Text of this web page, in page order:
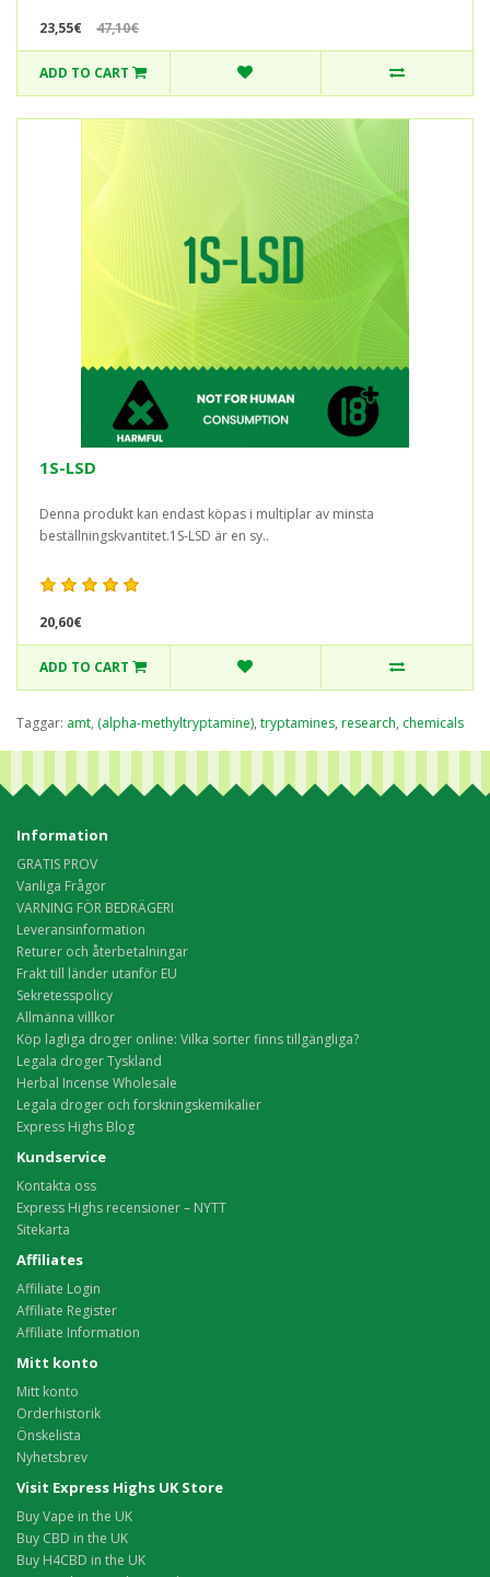
23,55€ 47,10€
ADD TO CART
1S-LSD
Denna produkt kan endast köpas i multiplar av minsta
beställningskvantitet.1S-LSD är en sy..
20,60€
ADD TO CART
Taggar: amt, (alpha-methyltryptamine), tryptamines, research, chemicals
Information
GRATIS PROV
Vanliga Frågor
VARNING FÖR BEDRÄGERI
Leveransinformation
Returer och återbetalningar
Frakt till länder utanför EU
Sekretesspolicy
Allmänna villkor
Köp lagliga droger online: Vilka sorter finns tillgängliga?
Legala droger Tyskland
Herbal Incense Wholesale
Legala droger och forskningskemikalier
Express Highs Blog
Kundservice
Kontakta oss
Express Highs recensioner – NYTT
Sitekarta
Affiliates
Affiliate Login
Affiliate Register
Affiliate Information
Mitt konto
Mitt konto
Orderhistorik
Önskelista
Nyhetsbrev
Visit Express Highs UK Store
Buy Vape in the UK
Buy CBD in the UK
Buy H4CBD in the UK